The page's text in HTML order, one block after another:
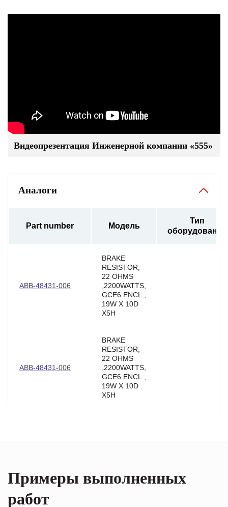
Видеопрезентация Инженерной компании «555»
Аналоги
Part number Модель
Тип
оборудования
ABB-48431-006
BRAKE
RESISTOR,
22 OHMS
,2200WATTS,
GCE6 ENCL.,
19W X 10D
X5H
ABB-48431-006
BRAKE
RESISTOR,
22 OHMS
,2200WATTS,
GCE6 ENCL.,
19W X 10D
X5H
Примеры выполненных
работ